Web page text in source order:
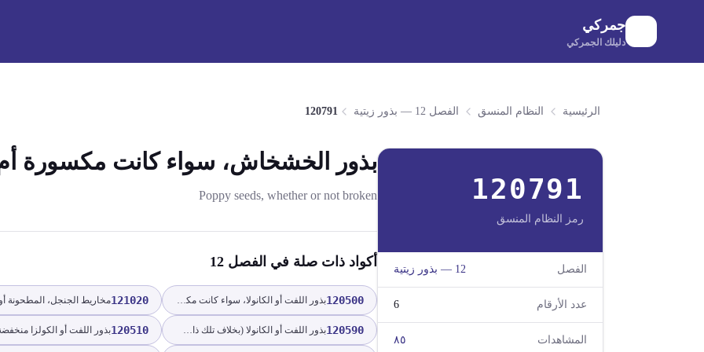
جمركي
دليلك الجمركي
الرئيسية النظام المنسق الفصل 12 — بذور زيتية 120791
120791
رمز النظام المنسق
الفصل 12
— بذور زيتية
عدد الأرقام 6
المشاهدات ٨٥
بذور الخشخاش، سواء كانت مكسورة أم
Poppy seeds, whether or not broken
أكواد ذات صلة في الفصل 12
120500 بذور اللفت أو الكانولا، سواء كانت مكسورة أم لا 121020
120590 بذور اللفت أو الكانولا (بخلاف تلك ذات الحمض الإيروسيكي المنخفض)، سواء كانت مكسورة أم لا 120510